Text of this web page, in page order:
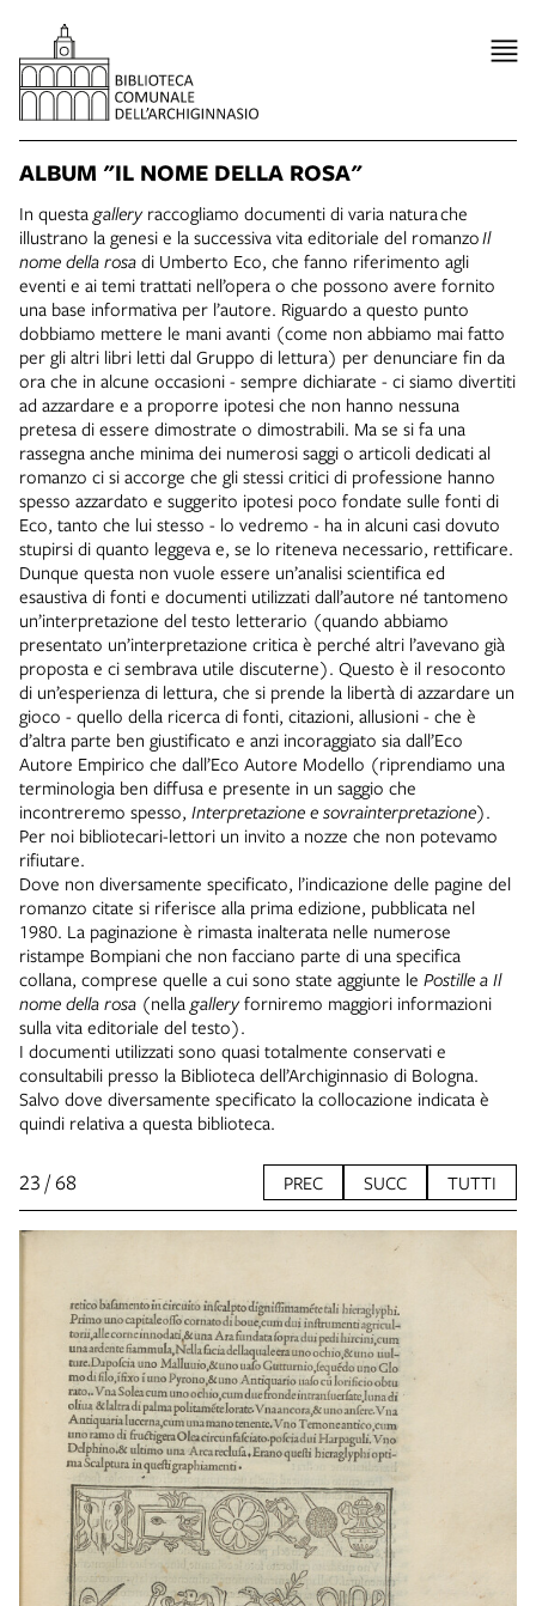
ALBUM "IL NOME DELLA ROSA"
In questa galleryraccogliamo documenti di varia natura che
illustrano la genesi e la successiva vita editoriale del romanzoIl
nome della rosa di Umberto Eco, che fanno riferimento agli
eventi e ai temi trattati nell’opera o che possono avere fornito
una base informativa per l’autore. Riguardo a questo punto
dobbiamo mettere le mani avanti (come non abbiamo mai fatto
per gli altri libri letti dal Gruppo di lettura) per denunciare fin da
ora che in alcune occasioni - sempre dichiarate - ci siamo divertiti
ad azzardare e a proporre ipotesi che non hanno nessuna
pretesa di essere dimostrate o dimostrabili. Ma se si fa una
rassegna anche minima dei numerosi saggi o articoli dedicati al
romanzo ci si accorge che gli stessi critici di professione hanno
spesso azzardato e suggerito ipotesi poco fondate sulle fonti di
Eco, tanto che lui stesso - lo vedremo - ha in alcuni casi dovuto
stupirsi di quanto leggeva e, se lo riteneva necessario, rettificare.
Dunque questa non vuole essere un’analisi scientifica ed
esaustiva di fonti e documenti utilizzati dall’autore né tantomeno
un’interpretazione del testo letterario (quando abbiamo
presentato un’interpretazione critica è perché altri l’avevano già
proposta e ci sembrava utile discuterne). Questo è il resoconto
di un’esperienza di lettura, che si prende la libertà di azzardare un
gioco - quello della ricerca di fonti, citazioni, allusioni - che è
d’altra parte ben giustificato e anzi incoraggiato sia dall’Eco
Autore Empirico che dall’Eco Autore Modello (riprendiamo una
terminologia ben diffusa e presente in un saggio che
incontreremo spesso, Interpretazione e sovrainterpretazione).
Per noi bibliotecari-lettori un invito a nozze che non potevamo
rifiutare.
Dove non diversamente specificato, l’indicazione delle pagine del
romanzo citate si riferisce alla prima edizione, pubblicata nel
1980. La paginazione è rimasta inalterata nelle numerose
ristampe Bompiani che non facciano parte di una specifica
collana, comprese quelle a cui sono state aggiunte le Postille a Il
nome della rosa (nella galleryforniremo maggiori informazioni
sulla vita editoriale del testo).
I documenti utilizzati sono quasi totalmente conservati e
consultabili presso la Biblioteca dell’Archiginnasio di Bologna.
Salvo dove diversamente specificato la collocazione indicata è
quindi relativa a questa biblioteca.
23 / 68 PREC SUCC TUTTI